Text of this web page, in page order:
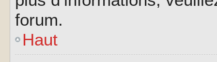
forum.
Haut